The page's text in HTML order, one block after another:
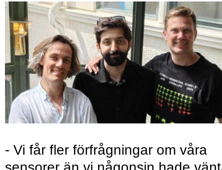
- Vi får fler förfrågningar om våra